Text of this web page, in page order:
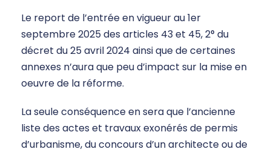
Le report de l’entrée en vigueur au 1er
septembre 2025 des articles 43 et 45, 2° du
décret du 25 avril 2024 ainsi que de certaines
annexes n’aura que peu d’impact sur la mise en
oeuvre de la réforme.
La seule conséquence en sera que l’ancienne
liste des actes et travaux exonérés de permis
d’urbanisme, du concours d’un architecte ou de